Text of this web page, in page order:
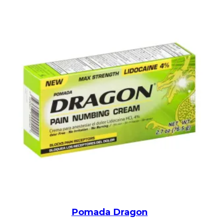
Pomada Dragon